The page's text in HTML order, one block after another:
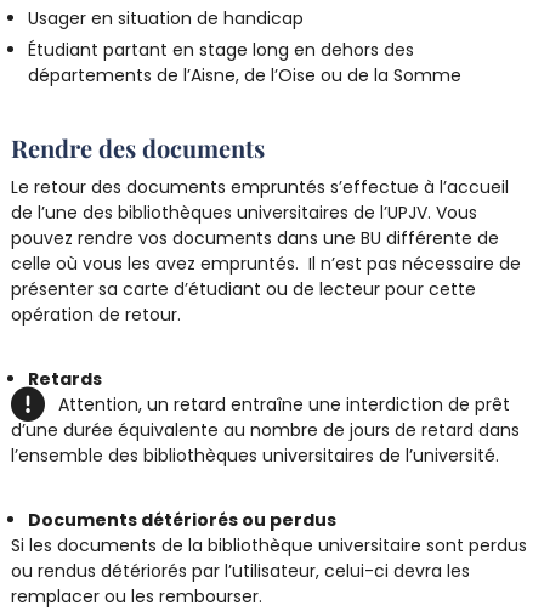
Usager en situation de handicap
Étudiant partant en stage long en dehors des
départements de l’Aisne, de l’Oise ou de la Somme
Rendre des documents
Le retour des documents empruntés s’effectue à l’accueil
de l’une des bibliothèques universitaires de l’UPJV. Vous
pouvez rendre vos documents dans une BU différente de
celle où vous les avez empruntés. Il n’est pas nécessaire de
présenter sa carte d’étudiant ou de lecteur pour cette
opération de retour.
Retards
Attention, un retard entraîne une interdiction de prêt
d’une durée équivalente au nombre de jours de retard dans
l’ensemble des bibliothèques universitaires de l’université.
Documents détériorés ou perdus
Si les documents de la bibliothèque universitaire sont perdus
ou rendus détériorés par l’utilisateur, celui-ci devra les
remplacer ou les rembourser.